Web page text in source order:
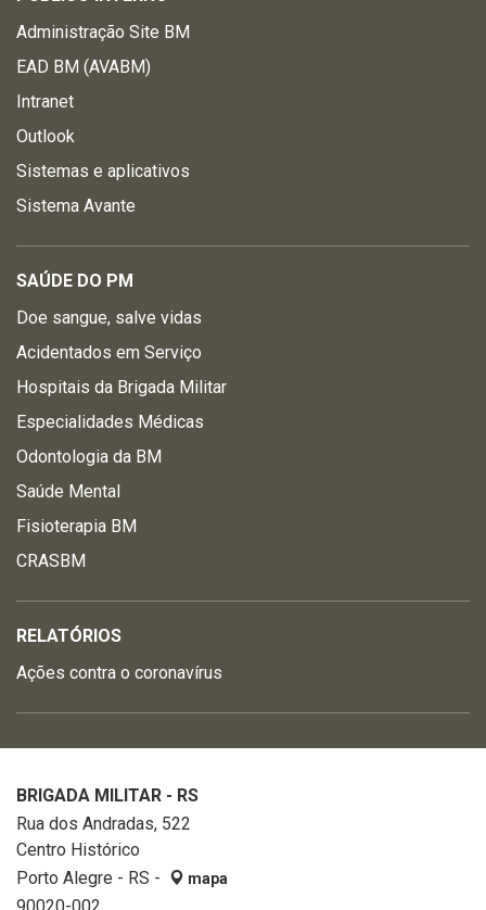
Administração Site BM
EAD BM (AVABM)
Intranet
Outlook
Sistemas e aplicativos
Sistema Avante
SAÚDE DO PM
Doe sangue, salve vidas
Acidentados em Serviço
Hospitais da Brigada Militar
Especialidades Médicas
Odontologia da BM
Saúde Mental
Fisioterapia BM
CRASBM
RELATÓRIOS
Ações contra o coronavírus
BRIGADA MILITAR - RS
Rua dos Andradas, 522
Centro Histórico
Porto Alegre - RS -
mapa